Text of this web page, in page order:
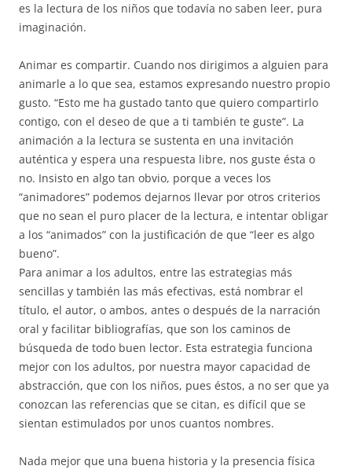
es la lectura de los niños que todavía no saben leer, pura
imaginación.
Animar es compartir. Cuando nos dirigimos a alguien para
animarle a lo que sea, estamos expresando nuestro propio
gusto. “Esto me ha gustado tanto que quiero compartirlo
contigo, con el deseo de que a ti también te guste”. La
animación a la lectura se sustenta en una invitación
auténtica y espera una respuesta libre, nos guste ésta o
no. Insisto en algo tan obvio, porque a veces los
“animadores” podemos dejarnos llevar por otros criterios
que no sean el puro placer de la lectura, e intentar obligar
a los “animados” con la justificación de que “leer es algo
bueno”.
Para animar a los adultos, entre las estrategias más
sencillas y también las más efectivas, está nombrar el
título, el autor, o ambos, antes o después de la narración
oral y facilitar bibliografías, que son los caminos de
búsqueda de todo buen lector. Esta estrategia funciona
mejor con los adultos, por nuestra mayor capacidad de
abstracción, que con los niños, pues éstos, a no ser que ya
conozcan las referencias que se citan, es difícil que se
sientan estimulados por unos cuantos nombres.
Nada mejor que una buena historia y la presencia física